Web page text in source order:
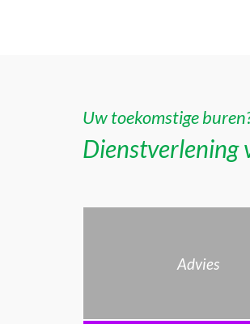
Uw toekomstige
Dienstverlening
Advies